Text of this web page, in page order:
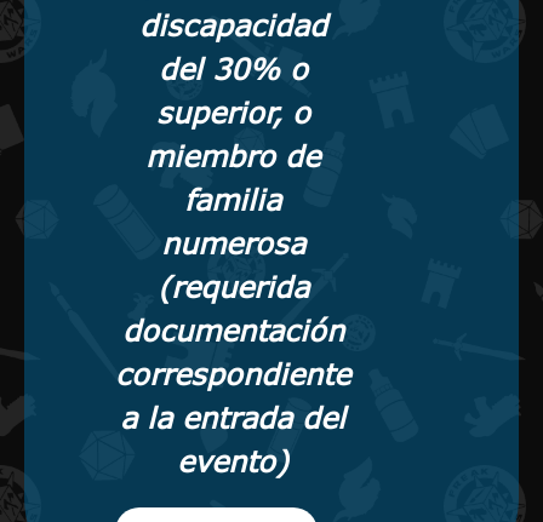
discapacidad
del 30% o
superior, o
miembro de
familia
numerosa
(requerida
documentación
correspondiente
a la entrada del
evento)